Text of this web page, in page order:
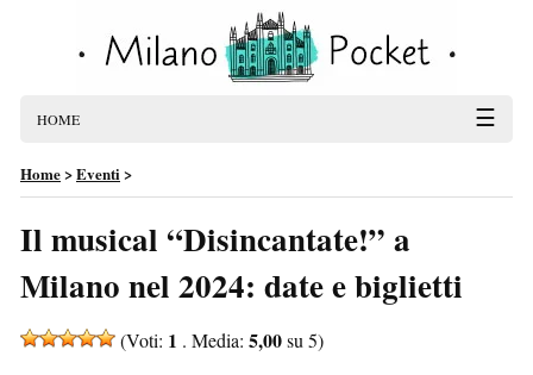
HOME ☰
Home>Eventi>
Il musical “Disincantate!” a
Milano nel 2024: date e biglietti
(Voti: 1 . Media: 5,00su 5)